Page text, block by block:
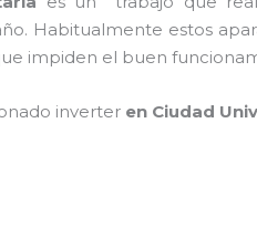
Habitualmente estos
impiden el buen
inverter en Ciudad